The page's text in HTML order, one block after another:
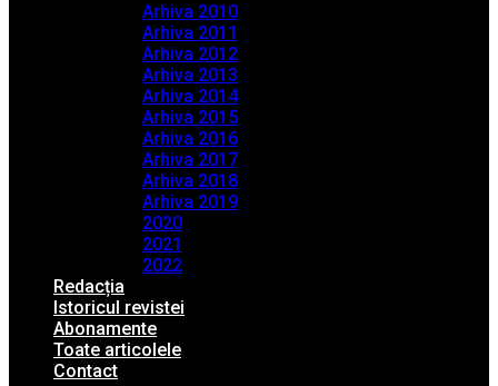
Arhiva 2010
Arhiva 2011
Arhiva 2012
Arhiva 2013
Arhiva 2014
Arhiva 2015
Arhiva 2016
Arhiva 2017
Arhiva 2018
Arhiva 2019
2020
2021
2022
Redacția
Istoricul revistei
Abonamente
Toate articolele
Contact